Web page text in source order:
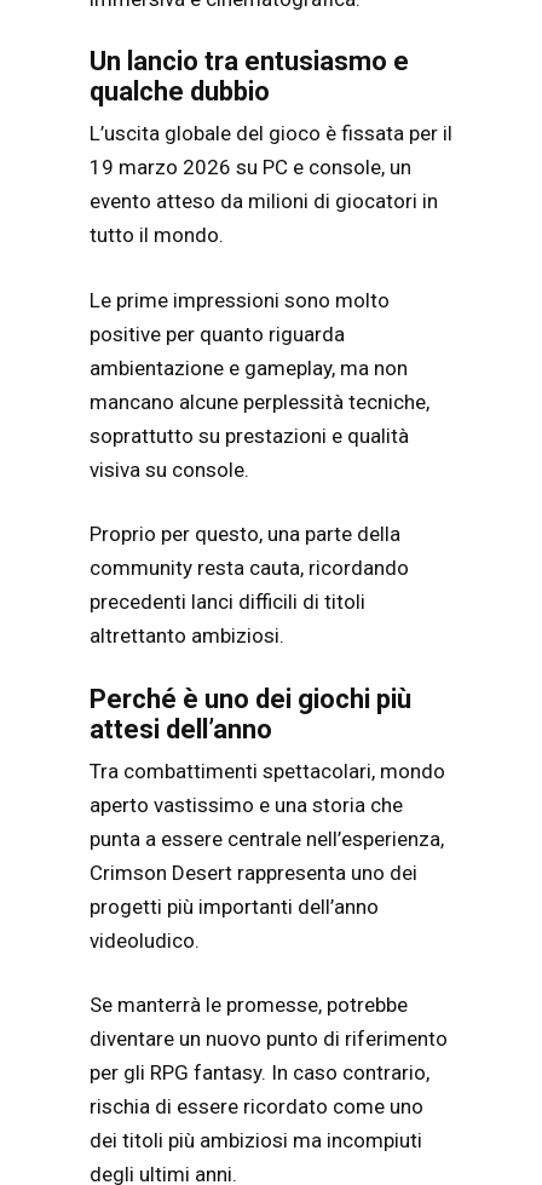
Un lancio tra entusiasmo e
qualche dubbio
L’uscita globale del gioco è fissata per il
19 marzo 2026 su PC e console, un
evento atteso da milioni di giocatori in
tutto il mondo.
Le prime impressioni sono molto
positive per quanto riguarda
ambientazione e gameplay, ma non
mancano alcune perplessità tecniche,
soprattutto su prestazioni e qualità
visiva su console.
Proprio per questo, una parte della
community resta cauta, ricordando
precedenti lanci difficili di titoli
altrettanto ambiziosi.
Perché è uno dei giochi più
attesi dell’anno
Tra combattimenti spettacolari, mondo
aperto vastissimo e una storia che
punta a essere centrale nell’esperienza,
Crimson Desert rappresenta uno dei
progetti più importanti dell’anno
videoludico.
Se manterrà le promesse, potrebbe
diventare un nuovo punto di riferimento
per gli RPG fantasy. In caso contrario,
rischia di essere ricordato come uno
dei titoli più ambiziosi ma incompiuti
degli ultimi anni.